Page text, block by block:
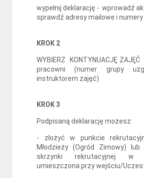
wypełnij deklarację - wprowadź
sprawdź adresy mailowe i
KROK 2
WYBIERZ KONTYNUACJĘ
pracowni (numer grupy
instruktorem zajęć)
KROK 3
Podpisaną deklarację możesz:
- złożyć w punkcie
Młodzieży (Ogród Zimowy)
skrzynki rekrutacyjnej w
umieszczona przy wejściu/